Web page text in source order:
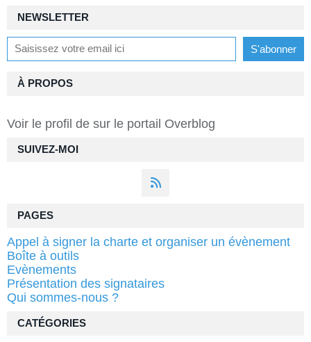
NEWSLETTER
SUIVEZ-MOI
À PROPOS
Voir le profil de sur le portail Overblog
PAGES
Appel à signer la charte et organiser un évènement
Boîte à outils
Evènements
Présentation des signataires
Qui sommes-nous ?
CATÉGORIES